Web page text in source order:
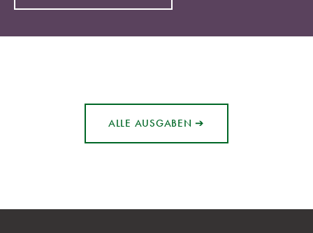
ALLE AUSGABEN ➔